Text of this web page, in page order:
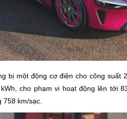
bị một động cơ điện cho công suất
cho phạm vi hoạt động lên tới
km/sạc.